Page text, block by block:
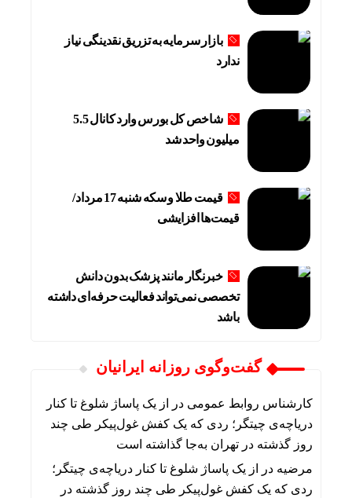
بازار سرمایه به تزریق نقدینگی نیاز
ندارد
شاخص کل بورس وارد کانال 5.5
میلیون واحد شد
قیمت طلا و سکه شنبه 17 مرداد/
قیمت‌ها افزایشی
خبرنگار مانند پزشک بدون دانش
تخصصی نمی‌تواند فعالیت حرفه‌ای داشته
باشد
گفت‌وگوی روزانه ایرانیان
کارشناس روابط عمومی در
از یک پاساژ شلوغ تا کنار
دریاچه‌ی چیتگر؛ ردی که یک کفش غول‌پیکر طی چند
روز گذشته در تهران به‌جا گذاشته است
مرضیه در
از یک پاساژ شلوغ تا کنار دریاچه‌ی چیتگر؛
ردی که یک کفش غول‌پیکر طی چند روز گذشته در